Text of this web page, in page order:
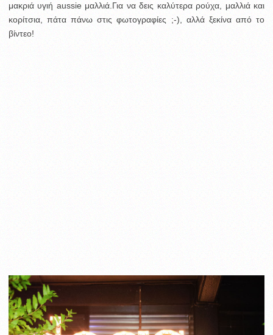
μακριά υγιή aussie μαλλιά.Για να δεις καλύτερα ρούχα, μαλλιά και
κορίτσια, πάτα πάνω στις φωτογραφίες ;-), αλλά ξεκίνα από το
βίντεο!